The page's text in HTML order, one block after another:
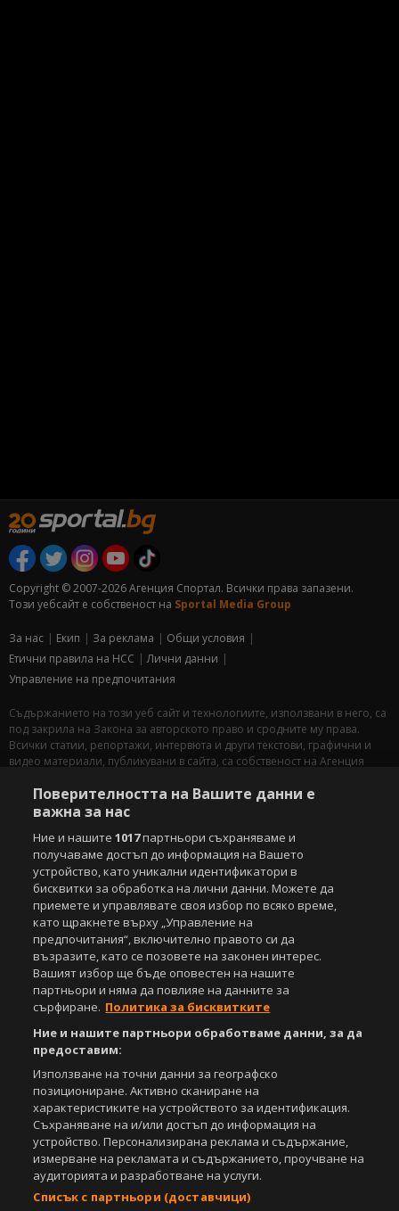
Copyright © 2007-2026 Агенция Спортал. Всички права запазени.
Този уебсайт е собственост на Sportal Media Group
За нас Екип За рекламa
Общи условия
Етични правила на НСС
Лични данни
Управление на предпочитания
Съдържанието на този уеб сайт и технологиите, използвани в него, са
под закрила на Закона за авторското право и сродните му права.
Всички статии, репортажи, интервюта и други текстови, графични и
видео материали, публикувани в сайта, са собственост на Агенция
публикуване на текстови материали само след писмено съгласие на
Агенция Спортал, посочване на източника и добавяне на линк към
публикувани в сайта, е строго забранено. Нарушителите ще бъдат
санкционирани с цялата строгост на закона.
СвалиБЕЗПЛАТНОТОприложение за:
Android
Powered by:
Поверителността на Вашите данни е
важна за нас
Ние и нашите1017партньори съхраняваме и
получаваме достъп до информация на Вашето
устройство, като уникални идентификатори в
бисквитки за обработка на лични данни. Можете да
приемете и управлявате своя избор по всяко време,
като щракнете върху „Управление на
предпочитания“, включително правото си да
възразите, като се позовете на законен интерес.
Вашият избор ще бъде оповестен на нашите
партньори и няма да повлияе на данните за
сърфиране. Политика за бисквитките
Ние и нашите партньори обработваме данни, за да
предоставим:
Използване на точни данни за географско
позициониране. Активно сканиране на
характеристиките на устройството за идентификация.
Съхраняване на и/или достъп до информация на
устройство. Персонализирана реклама и съдържание,
измерване на рекламата и съдържанието, проучване на
аудиторията и разработване на услуги.
Списък с партньори (доставчици)